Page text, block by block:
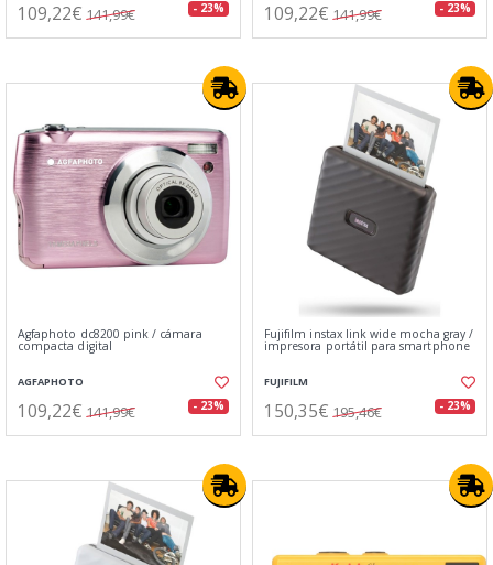
109,22€ 141,99€ - 23% 109,22€ 141,99€ - 23%
Agfaphoto dc8200 pink / cámara
compacta digital
AGFAPHOTO
109,22€ 141,99€ - 23%
Fujifilm instax link wide mocha gray /
impresora portátil para smartphone
FUJIFILM
150,35€ 195,46€ - 23%